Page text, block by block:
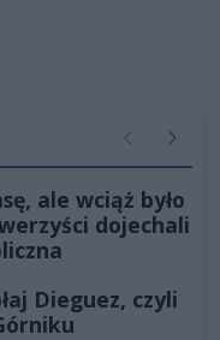
Poprzednie
ale wciąż było
dojechali
Dieguez, czyli